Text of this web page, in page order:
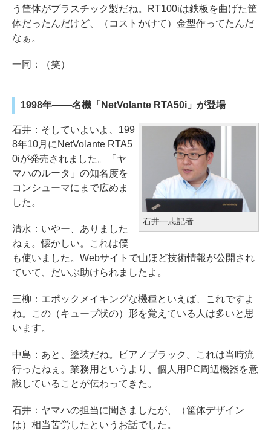
う筐体がプラスチック製だね。RT100iは鉄板を曲げた筐
体だったんだけど、（コストかけて）金型作ってたんだ
なぁ。
一同：（笑）
1998年───名機「NetVolante RTA50i」が登場
石井一志記者
石井：そしていよいよ、199
8年10月にNetVolante RTA5
0iが発売されました。「ヤ
マハのルータ」の知名度を
コンシューマにまで広めま
した。
清水：いやー、ありました
ねぇ。懐かしい。これは僕
も使いました。Webサイトで山ほど技術情報が公開され
ていて、だいぶ助けられましたよ。
三柳：エポックメイキングな機種といえば、これですよ
ね。この（キューブ状の）形を覚えている人は多いと思
います。
中島：あと、塗装だね。ピアノブラック。これは当時流
行ったねぇ。業務用というより、個人用PC周辺機器を意
識していることが伝わってきた。
石井：ヤマハの担当に聞きましたが、（筐体デザイン
は）相当苦労したというお話でした。